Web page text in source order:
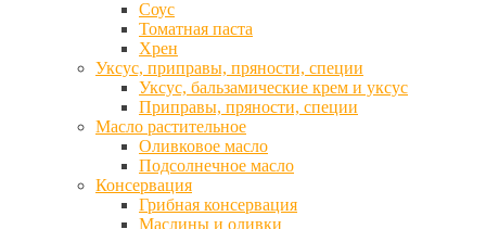
Соус
Томатная паста
Хрен
Уксус, приправы, пряности, специи
Уксус, бальзамические крем и уксус
Приправы, пряности, специи
Масло растительное
Оливковое масло
Подсолнечное масло
Консервация
Грибная консервация
Маслины и оливки